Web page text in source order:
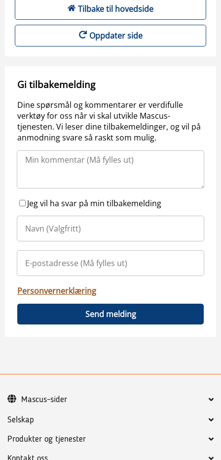
Tilbake til hovedside
Oppdater side
Gi tilbakemelding
Dine spørsmål og kommentarer er verdifulle
verktøy for oss når vi skal utvikle Mascus-
tjenesten. Vi leser dine tilbakemeldinger, og vil på
anmodning svare så raskt som mulig.
Jeg vil ha svar på min tilbakemelding
Personvernerklæring
Send melding
Selskap
Produkter og tjenester
Mascus-sider